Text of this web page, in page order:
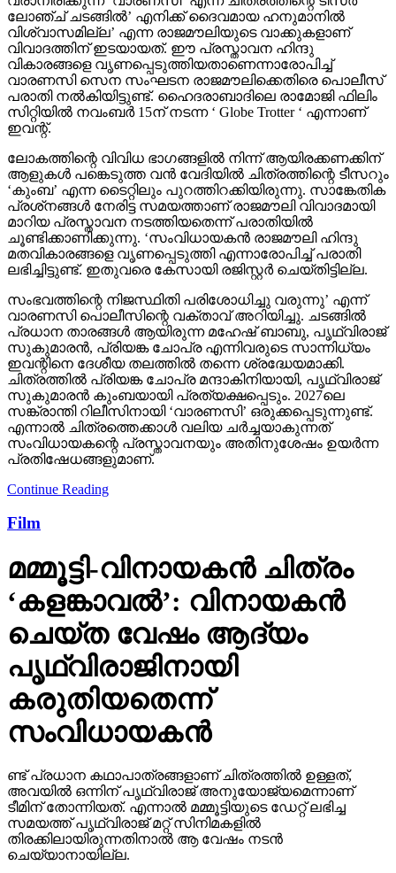
ലോഞ്ച് ചടങ്ങില്‍’ എനിക്ക് ദൈവമായ ഹനുമാനില്‍
വിശ്വാസമില്ല’ എന്ന രാജമൗലിയുടെ വാക്കുകളാണ്
വിവാദത്തിന് ഇടയായത്. ഈ പ്രസ്താവന ഹിന്ദു
വികാരങ്ങളെ വൃണപ്പെടുത്തിയതാണെന്നാരോപിച്ച്
വാരണസി സെന സംഘടന രാജമൗലിക്കെതിരെ പൊലീസ്
പരാതി നല്‍കിയിട്ടുണ്ട്. ഹൈദരാബാദിലെ രാമോജി ഫിലിം
സിറ്റിയില്‍ നവംബര്‍ 15ന് നടന്ന ‘ Globe Trotter ‘ എന്നാണ്
ഇവന്റ്.
ലോകത്തിന്റെ വിവിധ ഭാഗങ്ങളില്‍ നിന്ന് ആയിരക്കണക്കിന്
ആളുകള്‍ പങ്കെടുത്ത വന്‍ വേദിയില്‍ ചിത്രത്തിന്റെ ടീസറും
‘കുംബ’ എന്ന ടൈറ്റിലും പുറത്തിറക്കിയിരുന്നു. സാങ്കേതിക
പ്രശ്‌നങ്ങള്‍ നേരിട്ട സമയത്താണ് രാജമൗലി വിവാദമായി
മാറിയ പ്രസ്താവന നടത്തിയതെന്ന് പരാതിയില്‍
ചൂണ്ടിക്കാണിക്കുന്നു. ‘സംവിധായകന്‍ രാജമൗലി ഹിന്ദു
മതവികാരങ്ങളെ വൃണപ്പെടുത്തി എന്നാരോപിച്ച് പരാതി
ലഭിച്ചിട്ടുണ്ട്. ഇതുവരെ കേസായി രജിസ്റ്റര്‍ ചെയ്തിട്ടില്ല.
സംഭവത്തിന്റെ നിജസ്ഥിതി പരിശോധിച്ചു വരുന്നു’ എന്ന്
വാരണസി പൊലീസിന്റെ വക്താവ് അറിയിച്ചു. ചടങ്ങില്‍
പ്രധാന താരങ്ങള്‍ ആയിരുന്ന മഹേഷ് ബാബു, പൃഥ്വിരാജ്
സുകുമാരന്‍, പ്രിയങ്ക ചോപ്ര എന്നിവരുടെ സാന്നിധ്യം
ഇവന്റിനെ ദേശീയ തലത്തില്‍ തന്നെ ശ്രദ്ധേയമാക്കി.
ചിത്രത്തില്‍ പ്രിയങ്ക ചോപ്ര മന്ദാകിനിയായി, പൃഥ്വിരാജ്
സുകുമാരന്‍ കുംബയായി പ്രത്യക്ഷപ്പെടും. 2027ലെ
സങ്ക്രാന്തി റിലീസിനായി ‘വാരണസി’ ഒരുക്കപ്പെടുന്നുണ്ട്.
എന്നാല്‍ ചിത്രത്തെക്കാള്‍ വലിയ ചര്‍ച്ചയാകുന്നത്
സംവിധായകന്റെ പ്രസ്താവനയും അതിനുശേഷം ഉയര്‍ന്ന
പ്രതിഷേധങ്ങളുമാണ്.
Continue Reading
Film
മമ്മൂട്ടി-വിനായകന്‍ ചിത്രം
‘കളങ്കാവല്‍’: വിനായകന്‍
ചെയ്ത വേഷം ആദ്യം
പൃഥ്വിരാജിനായി
കരുതിയതെന്ന്
സംവിധായകന്‍
ണ്ട് പ്രധാന കഥാപാത്രങ്ങളാണ് ചിത്രത്തില്‍ ഉള്ളത്,
അവയില്‍ ഒന്നിന് പൃഥ്വിരാജ് അനുയോജ്യമെന്നാണ്
ടീമിന് തോന്നിയത്. എന്നാല്‍ മമ്മൂട്ടിയുടെ ഡേറ്റ് ലഭിച്ച
സമയത്ത് പൃഥ്വിരാജ് മറ്റ് സിനിമകളില്‍
തിരക്കിലായിരുന്നതിനാല്‍ ആ വേഷം നടന്‍
ചെയ്യാനായില്ല.